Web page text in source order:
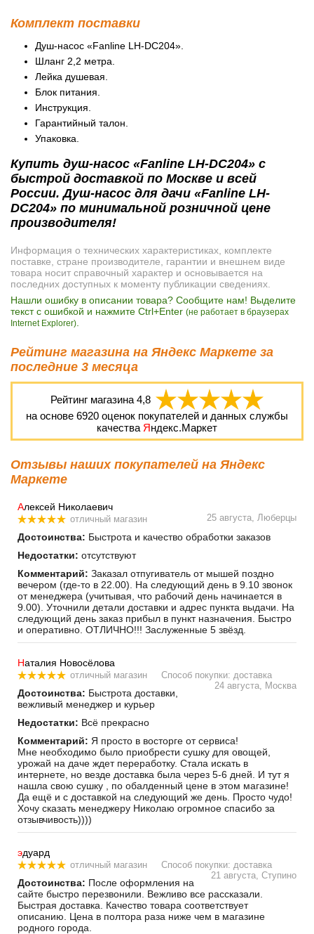
Комплект поставки
Душ-насос «Fanline LH-DC204».
Шланг 2,2 метра.
Лейка душевая.
Блок питания.
Инструкция.
Гарантийный талон.
Упаковка.
Купить душ-насос «Fanline LH-DC204» с
быстрой доставкой по Москве и всей
России. Душ-насос для дачи «Fanline LH-
DC204» по минимальной розничной цене
производителя!
Информация о технических характеристиках, комплекте
поставке, стране производителе, гарантии и внешнем виде
товара носит справочный характер и основывается на
последних доступных к моменту публикации сведениях.
Нашли ошибку в описании товара? Сообщите нам! Выделите
текст с ошибкой и нажмите Ctrl+Enter (не работает в браузерах
Internet Explorer).
Рейтинг магазина на Яндекс Маркете за
последние 3 месяца
Рейтинг магазина 4,8
на основе 6920 оценок покупателей и данных службы
качества Яндекс.Маркет
Отзывы наших покупателей на Яндекс
Маркете
Алексей Николаевич
отличный магазин 25 августа, Люберцы
Достоинства: Быстрота и качество обработки заказов
Недостатки: отсутствуют
Комментарий: Заказал отпугиватель от мышей поздно
вечером (где-то в 22.00). На следующий день в 9.10 звонок
от менеджера (учитывая, что рабочий день начинается в
9.00). Уточнили детали доставки и адрес пункта выдачи. На
следующий день заказ прибыл в пункт назначения. Быстро
и оперативно. ОТЛИЧНО!!! Заслуженные 5 звёзд.
Наталия Новосёлова
отличный магазин
Способ покупки: доставка
24 августа, Москва
Достоинства: Быстрота доставки,
вежливый менеджер и курьер
Недостатки: Всё прекрасно
Комментарий: Я просто в восторге от сервиса!
Мне необходимо было приобрести сушку для овощей,
урожай на даче ждет переработку. Стала искать в
интернете, но везде доставка была через 5-6 дней. И тут я
нашла свою сушку , по обалденный цене в этом магазине!
Да ещё и с доставкой на следующий же день. Просто чудо!
Хочу сказать менеджеру Николаю огромное спасибо за
отзывчивость))))
эдуард
отличный магазин
Способ покупки: доставка
21 августа, Ступино
Достоинства: После оформления на
сайте быстро перезвонили. Вежливо все рассказали.
Быстрая доставка. Качество товара соответствует
описанию. Цена в полтора раза ниже чем в магазине
родного города.